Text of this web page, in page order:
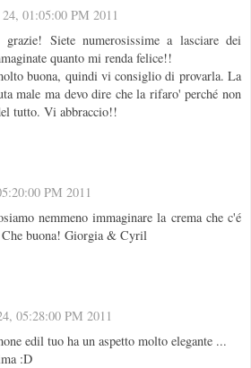
01:05:00 PM 2011
grazie! Siete numerosissime a lasciare dei
quanto mi renda felice!!
buona, quindi vi consiglio di provarla. La
male ma devo dire che la rifaro' perché non
tutto. Vi abbraccio!!
PM 2011
nemmeno immaginare la crema che c'é
buona! Giorgia & Cyril
05:28:00 PM 2011
edil tuo ha un aspetto molto elegante ...
:D